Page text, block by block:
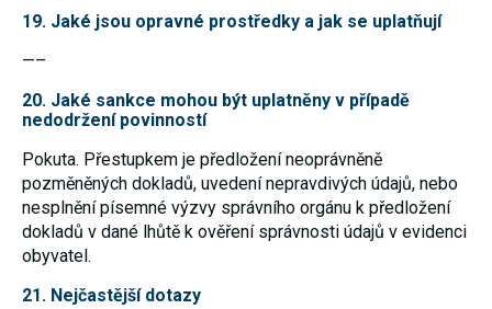
19. Jaké jsou opravné prostředky a jak se uplatňují
—–
20. Jaké sankce mohou být uplatněny v případě
nedodržení povinností
Pokuta. Přestupkem je předložení neoprávněně
pozměněných dokladů, uvedení nepravdivých údajů, nebo
nesplnění písemné výzvy správního orgánu k předložení
dokladů v dané lhůtě k ověření správnosti údajů v evidenci
obyvatel.
21. Nejčastější dotazy